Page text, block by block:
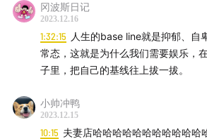
🧸周边小铺：
冈波斯日记
2023.12.16
1:32:15
常态，这就是为什么我们需要娱乐，
子里，把自己的基线往上拔一拔。
小帅冲鸭
2023.12.15
10:15 夫妻店哈哈哈哈哈哈哈哈哈哈哈